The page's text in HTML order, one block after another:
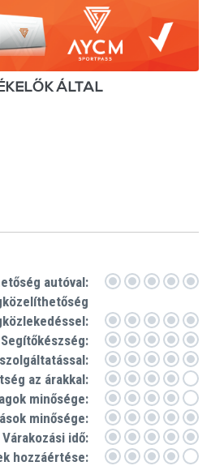
ÁLTAL
autóval:
Segítőkészség:
az árakkal:
minősége:
minősége:
Várakozási idő:
hozzáértése: